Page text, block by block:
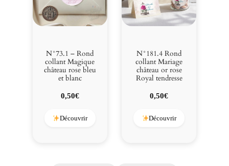
N°73.1 – Rond
collant Magique
château rose bleu
et blanc
0,50€
Découvrir
N°181.4 Rond
collant Mariage
château or rose
Royal tendresse
0,50€
Découvrir